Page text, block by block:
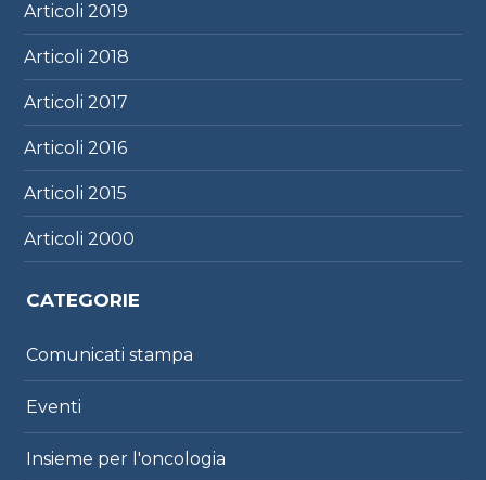
Articoli2019
Articoli2018
Articoli2017
Articoli2016
Articoli2015
Articoli2000
CATEGORIE
Comunicati stampa
Eventi
Insieme per l'oncologia